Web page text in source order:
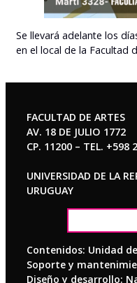
Se llevará adelante los
en el local de la Facultad
FACULTAD DE ARTES
AV. 18 DE JULIO 1772
CP. 11200 – TEL. +598
UNIVERSIDAD DE LA
URUGUAY
Contenidos: Unidad
Soporte y
Diseño y desarrollo: